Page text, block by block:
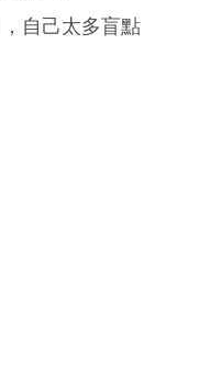
自己太多盲點